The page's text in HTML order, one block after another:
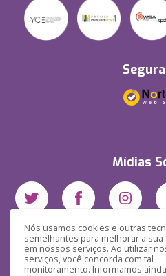
Nós usamos cookies e outras
semelhantes para melhorar a
em nossos serviços. Ao utilizar
serviços, você concorda com tal
monitoramento. Informamos
Mídias